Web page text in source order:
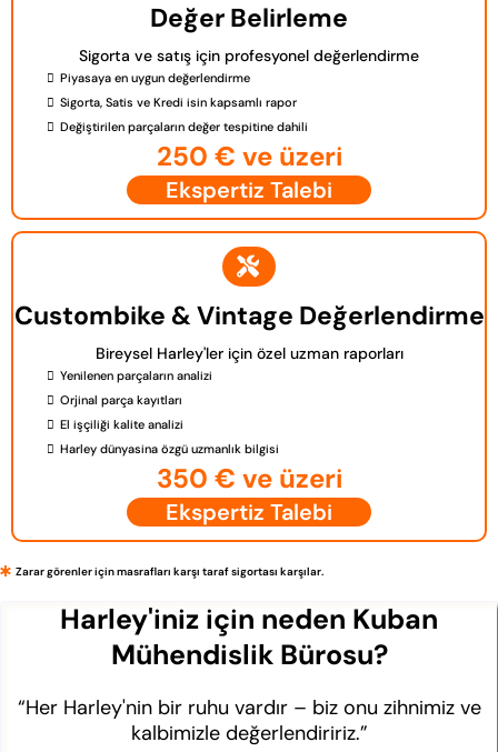
Değer Belirleme
Sigorta ve satış için profesyonel değerlendirme
Piyasaya en uygun değerlendirme
Sigorta, Satis ve Kredi isin kapsamlı rapor
Değiştirilen parçaların değer tespitine dahili
250 € ve üzeri
Ekspertiz Talebi
Custombike & Vintage Değerlendirme
Bireysel Harley'ler için özel uzman raporları
Yenilenen parçaların analizi
Orjinal parça kayıtları
El işçiliği kalite analizi
Harley dünyasina özgü uzmanlık bilgisi
350 € ve üzeri
Ekspertiz Talebi
Zarar görenler için masrafları karşı taraf sigortası karşılar.
Harley'iniz için neden Kuban
Mühendislik Bürosu?
“Her Harley'nin bir ruhu vardır – biz onu zihnimiz ve
kalbimizle değerlendiririz.”